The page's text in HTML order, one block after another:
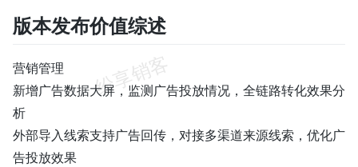
版本发布价值综述
营销管理
新增广告数据大屏，监测广告投放情况，全链路转化效果分
析
外部导入线索支持广告回传，对接多渠道来源线索，优化广
告投放效果